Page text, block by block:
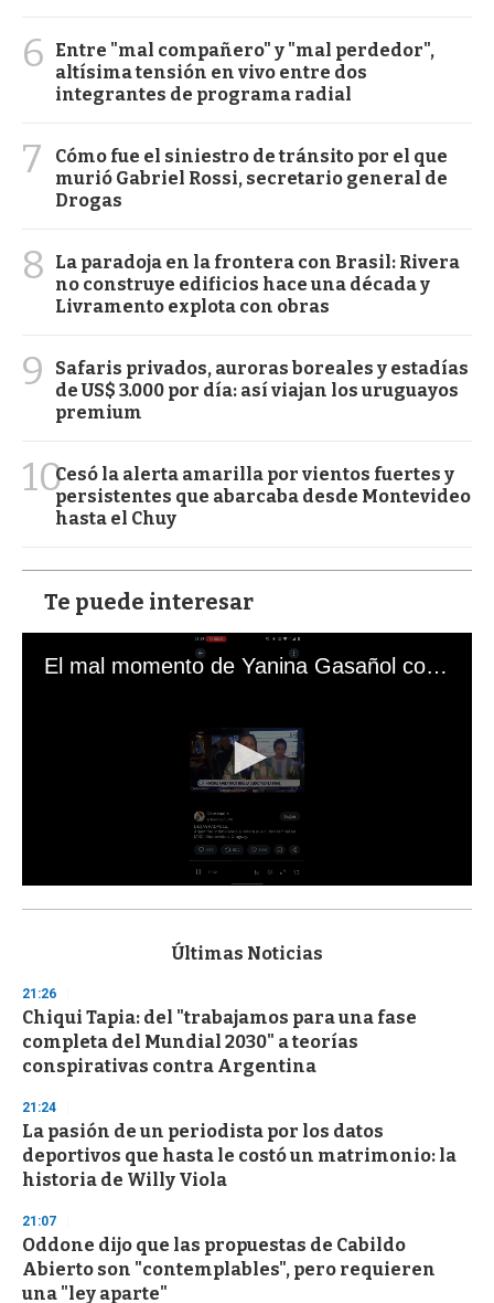
6
Entre "mal compañero" y "mal perdedor",
altísima tensión en vivo entre dos
integrantes de programa radial
7
Cómo fue el siniestro de tránsito por el que
murió Gabriel Rossi, secretario general de
Drogas
8
La paradoja en la frontera con Brasil: Rivera
no construye edificios hace una década y
Livramento explota con obras
9
Safaris privados, auroras boreales y estadías
de US$ 3.000 por día: así viajan los uruguayos
premium
10Cesó la alerta amarilla por vientos fuertes y
persistentes que abarcaba desde Montevideo
hasta el Chuy
Te puede interesar
El mal momento de Yanina Gasañol con un hincha argentino en "Subrayado"
s
d
s
o
f
3
s
e
c
o
n
s
Últimas Noticias
21:26
Chiqui Tapia: del "trabajamos para una fase
completa del Mundial 2030" a teorías
conspirativas contra Argentina
21:24
La pasión de un periodista por los datos
deportivos que hasta le costó un matrimonio: la
historia de Willy Viola
21:07
Oddone dijo que las propuestas de Cabildo
Abierto son "contemplables", pero requieren
una "ley aparte"